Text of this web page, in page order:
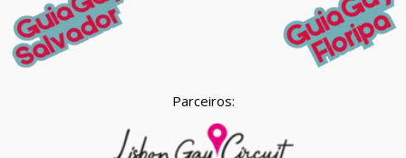
Parceiros: